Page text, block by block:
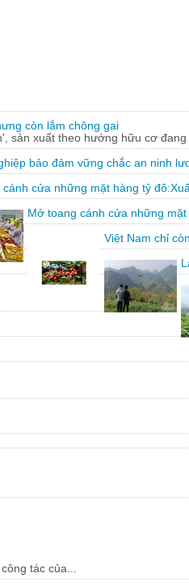
còn lắm chông gai
sản xuất theo hướng hữu cơ đang
bảo đảm vững chắc an ninh
cánh cửa những mặt hàng tỷ
Mở toang cánh cửa những
Việt Nam chỉ
tác của...